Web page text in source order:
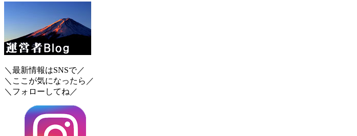
＼最新情報はSNSで／
＼ここが気になったら／
＼フォローしてね／